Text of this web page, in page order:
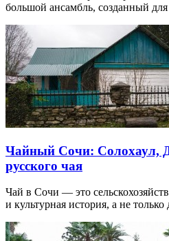
большой ансамбль, созданный
Чайный Сочи: Солохаул,
русского чая
Чай в Сочи — это
и культурная история, а не только